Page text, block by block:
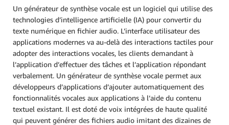
Un générateur de synthèse vocale est un logiciel qui utilise des
technologies d’intelligence artificielle (IA) pour convertir du
texte numérique en fichier audio. L’interface utilisateur des
applications modernes va au-delà des interactions tactiles pour
adopter des interactions vocales, les clients demandant à
l’application d’effectuer des tâches et l’application répondant
verbalement. Un générateur de synthèse vocale permet aux
développeurs d’applications d’ajouter automatiquement des
fonctionnalités vocales aux applications à l’aide du contenu
textuel existant. Il est doté de voix intégrées de haute qualité
qui peuvent générer des fichiers audio imitant des dizaines de